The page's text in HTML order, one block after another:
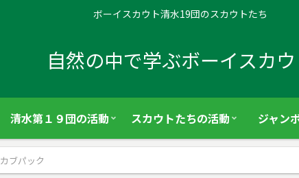
ボーイスカウト清水19団のスカウトたち
自然の中で学ぶボーイスカウ
清水第１９団の活動 スカウトたちの活動 ジャン
カブパック